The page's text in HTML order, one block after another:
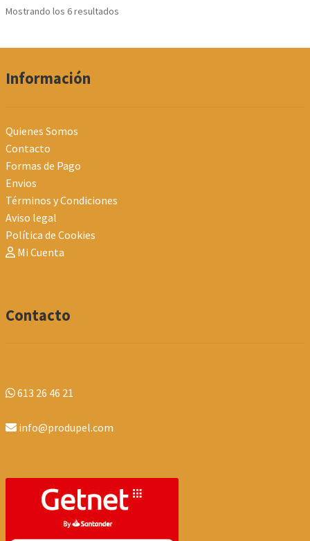
Mostrando los 6 resultados
Información
Quienes Somos
Contacto
Formas de Pago
Envios
Términos y Condiciones
Aviso legal
Política de Cookies
Mi Cuenta
Contacto
613 26 46 21
info@produpel.com